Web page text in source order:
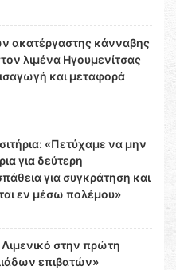
ακατέργαστης κάνναβης
λιμένα Ηγουμενίτσας
και μεταφορά
«Πετύχαμε να μην
για δεύτερη
για συγκράτηση και
εν μέσω πολέμου»
Λιμενικό στην πρώτη
επιβατών»